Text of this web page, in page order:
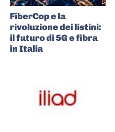
FiberCop e la
rivoluzione dei listini:
il futuro di 5G e fibra
in Italia